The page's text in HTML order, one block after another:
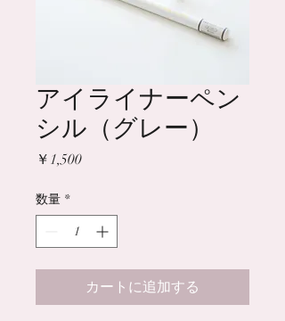
アイライナーペン
シル（グレー）
￥1,500価
数量 *
カートに追加する